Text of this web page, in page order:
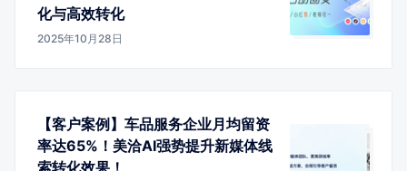
化与高效转化
2025年10月28日
【客户案例】车品服务企业月均留资
率达65%！美洽AI强势提升新媒体线
索转化效果！